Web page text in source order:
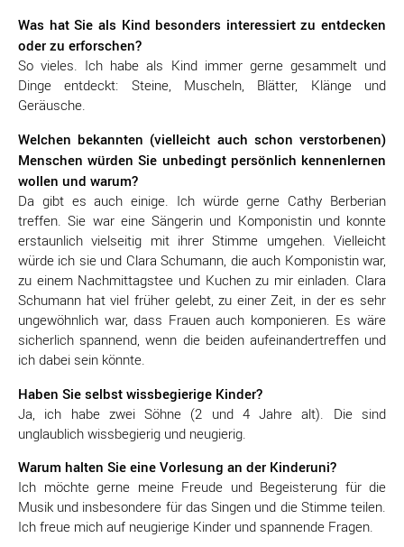
Was hat Sie als Kind besonders interessiert zu entdecken
oder zu erforschen?
So vieles­. Ich habe als Kind immer gerne gesammelt und
Dinge entdeckt: Steine, Muscheln, Blätter, Klänge und
Geräusche.
Welchen bekannten (vielleicht auch schon verstorbenen)
Menschen würden Sie unbedingt persönlich kennenlernen
wollen und warum?
Da gibt es auch einige. Ich würde gerne Cathy Berberian
treffen. Sie war eine Sängerin und Komponistin und konnte
erstaunlich vielseitig mit ihrer Stimme umgehen. Vielleicht
würde ich sie und Clara Schumann, die auch Komponistin war,
zu einem Nachmittagstee und Kuchen zu mir einladen. Clara
Schumann hat viel früher gelebt, zu einer Zeit, in der es sehr
ungewöhnlich war, dass Frauen auch komponieren. Es wäre
sicherlich spannend, wenn die beiden aufeinandertreffen und
ich dabei sein könnte.
Haben Sie selbst wissbegierige Kinder?
Ja, ich habe zwei Söhne (2 und 4 Jahre alt). Die sind
unglaublich wissbegierig und neugierig.
Warum halten Sie eine Vorlesung an der Kinderuni?
Ich möchte gerne meine Freude und Begeisterung für die
Musik und insbesondere für das Singen und die Stimme teilen.
Ich freue mich auf neugierige Kinder und spannende Fragen.